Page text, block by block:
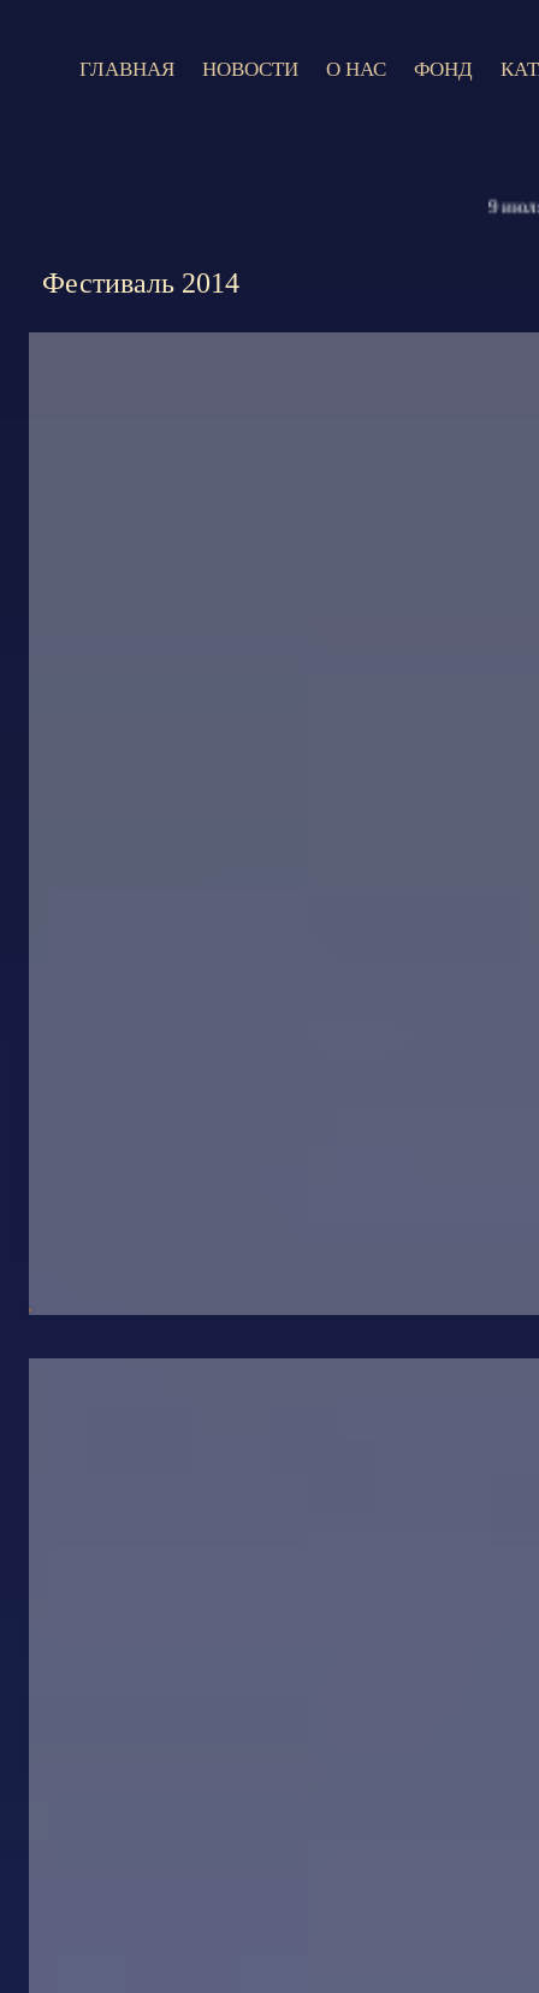
9 июля
ГЛАВНАЯ НОВОСТИ О НАС ФОНД
Фестиваль 2014